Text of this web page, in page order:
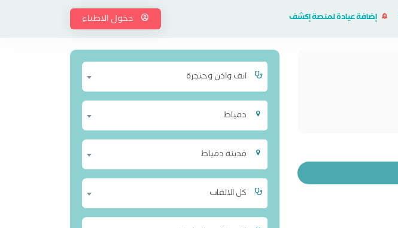
إضافة عيادة لمنصة إكشف دخول الاطباء
انف واذن وحنجرة
دمياط
مدينة دمياط
كل الالقاب